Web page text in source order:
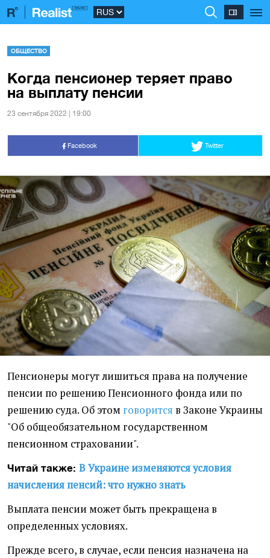
ОБЩЕСТВО
Когда пенсионер теряет право
на выплату пенсии
23 сентября 2022 | 19:00
Facebook Twitter
Пенсионеры могут лишиться права на получение
пенсии по решению Пенсионного фонда или по
решению суда. Об этом говорится в Законе Украины
"Об общеобязательном государственном
пенсионном страховании".
Читай также: В Украине изменяются условия
начисления пенсий: что нужно знать
Выплата пенсии может быть прекращена в
определенных условиях.
Прежде всего, в случае, если пенсия назначена на